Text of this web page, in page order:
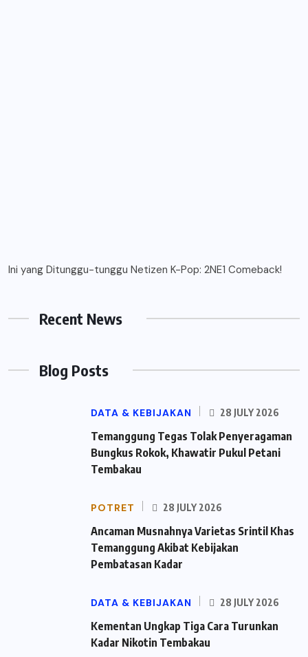
Ini yang Ditunggu-tunggu Netizen K-Pop: 2NE1 Comeback!
Recent News
Blog Posts
DATA & KEBIJAKAN 28 JULY 2026
Temanggung Tegas Tolak Penyeragaman
Bungkus Rokok, Khawatir Pukul Petani
Tembakau
POTRET 28 JULY 2026
Ancaman Musnahnya Varietas Srintil Khas
Temanggung Akibat Kebijakan
Pembatasan Kadar
DATA & KEBIJAKAN 28 JULY 2026
Kementan Ungkap Tiga Cara Turunkan
Kadar Nikotin Tembakau